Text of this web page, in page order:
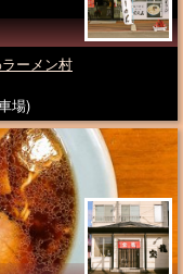
ーメン村
場)